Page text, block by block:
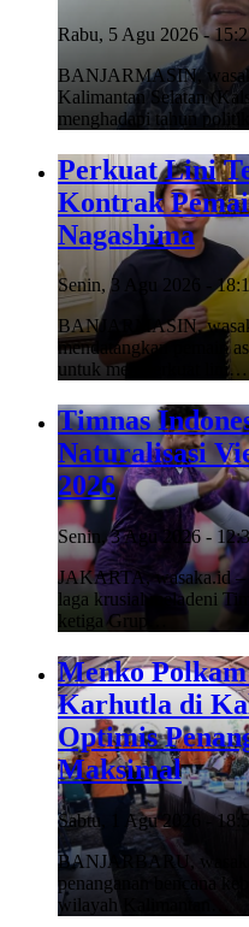
Rabu, 5 Agu 2026 -
BANJARMASIN,
Kalimantan Selatan
menghadapi tahun
Perkuat Lini
Kontrak
Nagashima
Senin, 3 Agu 2026 -
BANJARMASIN,
mendatangkan pemain
untuk memperkuat lini…
Timnas
Naturalisasi
2026
Senin, 3 Agu 2026 -
JAKARTA, wasaka.id –
laga krusial meladeni
ketiga Grup…
Menko
Karhutla di
Optimis
Maksimal
Sabtu, 1 Agu 2026 -
BANJARBARU,
penanganan bencana
wilayah Kalimantan…